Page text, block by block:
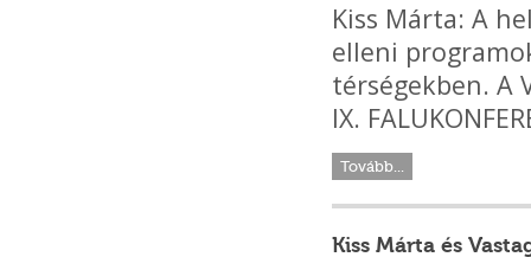
Kiss Márta: A
elleni
térségekben. A
IX.
Tovább...
Kiss Márta és